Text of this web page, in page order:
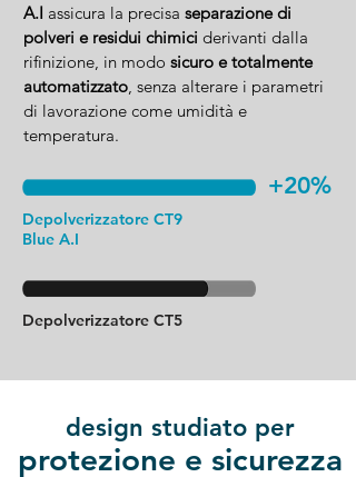
A.I assicura la precisa separazione di
polveri e residui chimici derivanti dalla
rifinizione, in modo sicuro e totalmente
automatizzato, senza alterare i parametri
di lavorazione come umidità e
temperatura.
+20%
Depolverizzatore CT9
Blue A.I
Depolverizzatore CT5
design studiato per
protezione e sicurezza